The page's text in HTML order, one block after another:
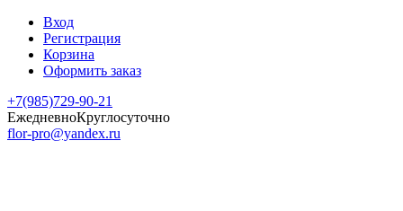
Вход
Регистрация
Корзина
Оформить заказ
+7(985)729-90-21
ЕжедневноКруглосуточно
flor-pro@yandex.ru